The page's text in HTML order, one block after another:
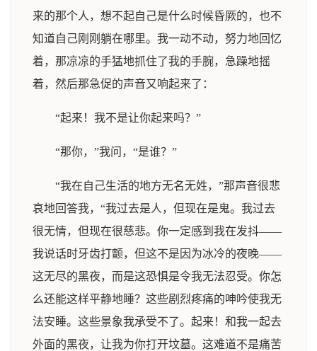
来的那个人，想不起自己是什么时候昏厥的，也不
知道自己刚刚躺在哪里。我一动不动，努力地回忆
着，那凉凉的手猛地抓住了我的手腕，急躁地摇
着，然后那急促的声音又响起来了：
“起来！我不是让你起来吗？”
“那你，”我问，“是谁？”
“我在自己生活的地方无名无姓，”那声音很悲
哀地回答我，“我过去是人，但现在是鬼。我过去
很无情，但现在很慈悲。你一定感到我在发抖——
我说话时牙齿打颤，但这不是因为冰冷的夜晚——
这无尽的黑夜，而是这恐惧是令我无法忍受。你怎
么还能这样平静地睡？这些剧烈疼痛的呻吟使我无
法安睡。这些景象我承受不了。起来！和我一起去
外面的黑夜，让我为你打开坟墓。这难道不是痛苦